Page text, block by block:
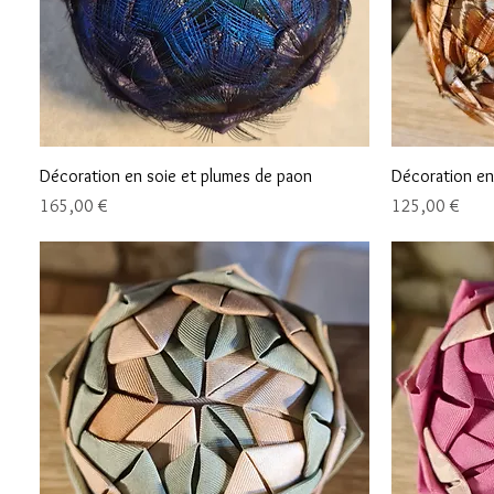
Aperçu rapide
Décoration en soie et plumes de paon
Prix
165,00 €
Décoration
Prix
125,00 €